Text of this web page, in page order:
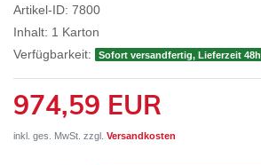
Artikel-ID: 7800
Inhalt: 1 Karton
Verfügbarkeit:
Sofort versandfertig, Lieferzeit 48h
974,59 EUR
inkl. ges. MwSt. zzgl. Versandkosten